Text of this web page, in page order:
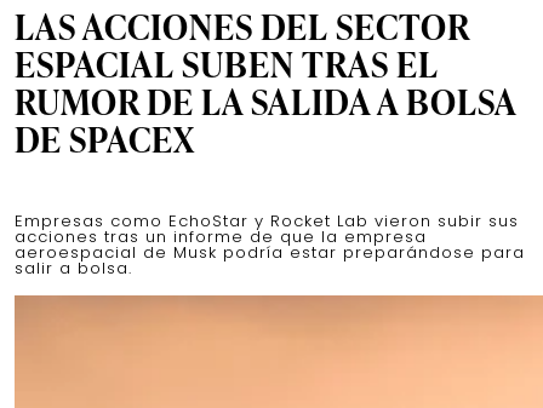
LAS ACCIONES DEL SECTOR
ESPACIAL SUBEN TRAS EL
RUMOR DE LA SALIDA A BOLSA
DE SPACEX
Empresas como EchoStar y Rocket Lab vieron subir sus
acciones tras un informe de que la empresa
aeroespacial de Musk podría estar preparándose para
salir a bolsa.